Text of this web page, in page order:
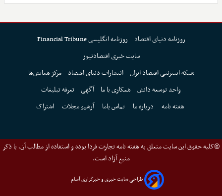
روزنامه دنیای اقتصاد
روزنامه انگلیسی Financial Tribune
سایت خبری اقتصادنیوز
شبکه اینترنتی اقتصاد ایران انتشارات دنیای اقتصاد
مرکز همایش‌ها
واحد توسعه دانش همکاری با ما آگهی تعرفه تبلیغات
هفته نامه
درباره ما تماس باما آرشیو مجلات اشتراک
©کلیه حقوق این سایت متعلق به هفته نامه تجارت فردا بوده و استفاده از مطالب آن، با ذکر
منبع آزاد است.
طراحی سایت خبری و خبرگزاری آسام